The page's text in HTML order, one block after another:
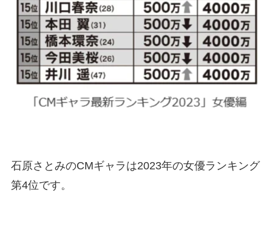
石原さとみのCMギャラは2023年の女優ランキング
第4位です。